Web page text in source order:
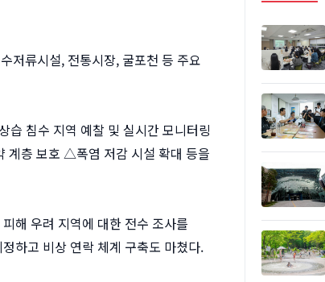
저류시설, 전통시장, 굴포천 등 주요
침수 지역 예찰 및 실시간 모니터링
층 보호 △폭염 저감 시설 확대 등을
해 우려 지역에 대한 전수 조사를
하고 비상 연락 체계 구축도 마쳤다.